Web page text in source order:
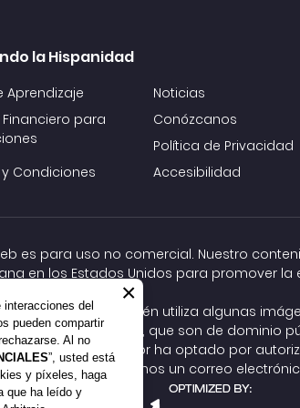
la Hispanidad
Aprendizaje
Noticias
para
Conózcanos
Política de Privacidad
Condiciones
Accesibilidad
es para uso no comercial. Nuestro
en los Estados Unidos para promover la
Inc. y Adobe. También utiliza algunas
Commons , que son de dominio
autor, pero el autor ha optado por
relacionado, envíenos un correo
×
del
pueden compartir
Al no
”, usted está
y píxeles, haga
que ha leído y